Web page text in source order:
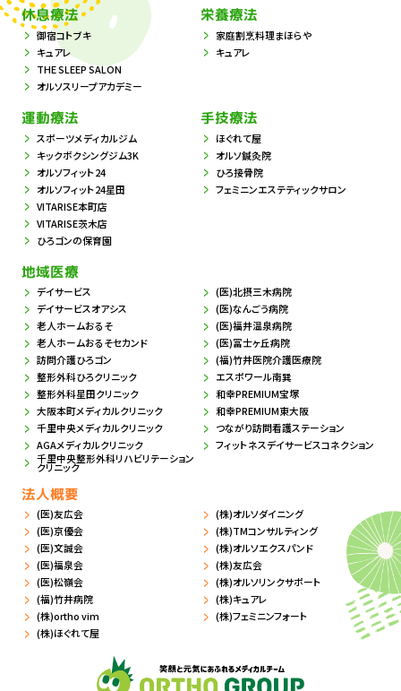
休息療法
御宿コトブキ
キュアレ
THE SLEEP SALON
オルソスリープアカデミー
栄養療法
家庭割烹料理まほらや
キュアレ
運動療法
スポーツメディカルジム
キックボクシングジム3K
オルソフィット24
オルソフィット24星田
VITARISE本町店
VITARISE茨木店
ひろゴンの保育園
手技療法
ほぐれて屋
オルソ鍼灸院
ひろ接骨院
フェミニンエステティックサロン
地域医療
デイサービス
デイサービスオアシス
老人ホームおるそ
老人ホームおるそセカンド
訪問介護ひろゴン
整形外科ひろクリニック
整形外科星田クリニック
大阪本町メディカルクリニック
千里中央メディカルクリニック
AGAメディカルクリニック
千里中央整形外科リハビリテーション
クリニック
(医)北摂三木病院
(医)なんごう病院
(医)福井温泉病院
(医)冨士ヶ丘病院
(福)竹井医院介護医療院
エスポワール南巽
和幸PREMIUM宝塚
和幸PREMIUM東大阪
つながり訪問看護ステーション
フィットネスデイサービスコネクション
法人概要
(医)友広会
(医)京優会
(医)文誠会
(医)福泉会
(医)松嶺会
(福)竹井病院
(株)ortho vim
(株)ほぐれて屋
(株)オルソダイニング
(株)TMコンサルティング
(株)オルソエクスパンド
(株)友広会
(株)オルソリンクサポート
(株)キュアレ
(株)フェミニンフォート